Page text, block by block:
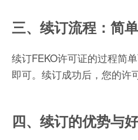
三、续订流程：简
续订FEKO许可证的过程简
即可。续订成功后，您的许
四、续订的优势与